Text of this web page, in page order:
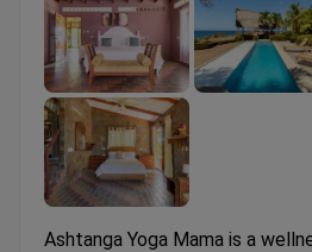
Ashtanga Yoga Mama is a